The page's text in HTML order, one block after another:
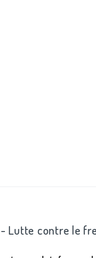
- Lutte contre le